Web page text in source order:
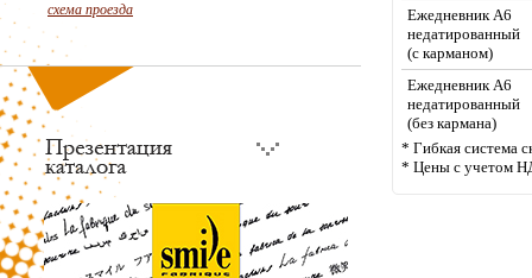
схема проезда
Ежедневник А6
недатированный
(с карманом)
Ежедневник А6
недатированный
(без кармана)
* Гибкая система
* Цены с учетом